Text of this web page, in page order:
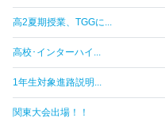
高2夏期授業、TGGに...
高校･インターハイ...
1年生対象進路説明...
関東大会出場！！